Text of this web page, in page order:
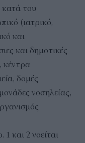
κατά του
(ιατρικό,
και
και δημοτικές
κέντρα
δομές
νοσηλείας,
και 2 νοείται